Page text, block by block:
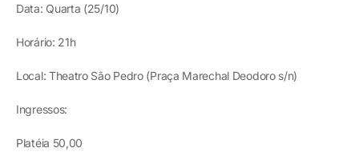
Data: Quarta (25/10)
Horário: 21h
Local: Theatro São Pedro (Praça Marechal Deodoro s/n)
Ingressos:
Platéia 50,00